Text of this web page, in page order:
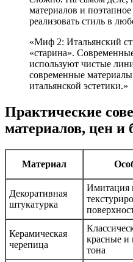
материалов и
реализовать стиль в
«Миф 2: Итальянский
«старина».
используют чистые
современные
итальянской эстетики.»
Практические
материалов, цен и
Материал
Декоративная
штукатурка
Имитация
Керамическая
черепица
красные и
тона